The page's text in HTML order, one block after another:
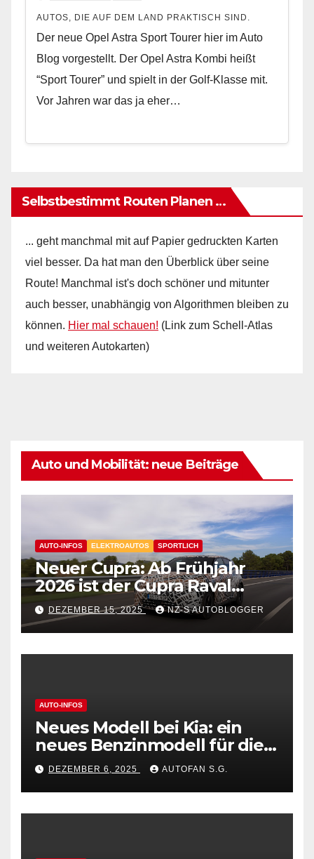
AUTOS, DIE AUF DEM LAND PRAKTISCH SIND.
Der neue Opel Astra Sport Tourer hier im Auto
Blog vorgestellt. Der Opel Astra Kombi heißt
“Sport Tourer” und spielt in der Golf-Klasse mit.
Vor Jahren war das ja eher…
Selbstbestimmt Routen Planen …
... geht manchmal mit auf Papier gedruckten Karten
viel besser. Da hat man den Überblick über seine
Route! Manchmal ist's doch schöner und mitunter
auch besser, unabhängig von Algorithmen bleiben zu
können. Hier mal schauen! (Link zum Schell-Atlas
und weiteren Autokarten)
Auto und Mobilität: neue Beiträge
AUTO-INFOS ELEKTROAUTOS SPORTLICH
Neuer Cupra: Ab Frühjahr
2026 ist der Cupra Raval
verfügbar
DEZEMBER 15, 2025 NZ-S AUTOBLOGGER
AUTO-INFOS
Neues Modell bei Kia: ein
neues Benzinmodell für die
beliebte Golf-Klasse
DEZEMBER 6, 2025 AUTOFAN S.G.